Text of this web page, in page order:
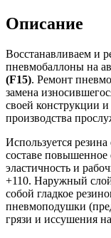
Описание
Восстанавливаем и
пневмобаллоны на
(F15). Ремонт
замена
своей конструкции
производства
Используется
составе повышенное
эластичность и
+110. Наружный
собой гладкое
пневмоподушки
грязи и иссушения